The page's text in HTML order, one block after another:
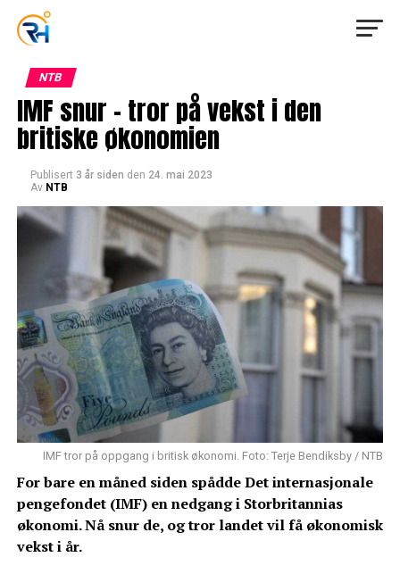
NTB
IMF snur – tror på vekst i den
britiske økonomien
Publisert 3 år siden den 24. mai 2023
Av NTB
IMF tror på oppgang i britisk økonomi. Foto: Terje Bendiksby / NTB
For bare en måned siden spådde Det internasjonale
pengefondet (IMF) en nedgang i Storbritannias
økonomi. Nå snur de, og tror landet vil få økonomisk
vekst i år.